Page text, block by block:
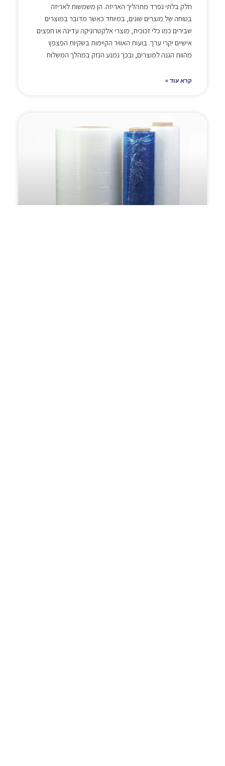
חלק בלתי נפרד מתהליך האריזה. הן משמשות לאריזה
בטוחה של מוצרים שונים, במיוחד כאשר מדובר במוצרים
שבירים כמו כלי זכוכית, מוצרי אלקטרוניקה עדינה או חפצים
אישיים יקרי ערך. בועות האוויר הקיימות בשקיות הפצפץ
מהוות הגנה למוצרים, ובכך נמנע הנזק במהלך המשלוח
קרא עוד »